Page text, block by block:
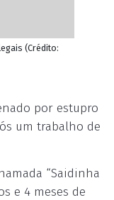
(Crédito:
por estupro
um trabalho de
“Saidinha
e 4 meses de